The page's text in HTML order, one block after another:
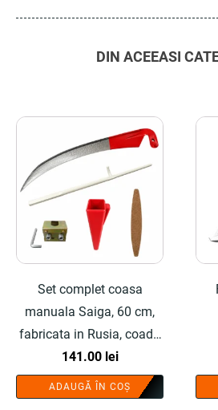
DIN ACEEASI
Set complet coasa
manuala Saiga, 60 cm,
fabricata in Rusia, coada
lemn 190 cm, inel fixare,
piatra ascutit si teaca -
COBI SMART®
141.00 lei
ADAUGĂ ÎN COȘ